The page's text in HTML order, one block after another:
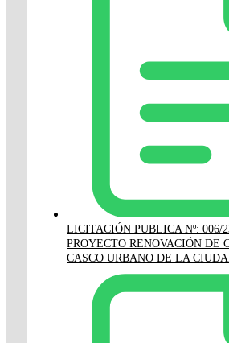
LICITACIÓN PUBLICA Nº: 006/
PROYECTO RENOVACIÓN DE
CASCO URBANO DE LA